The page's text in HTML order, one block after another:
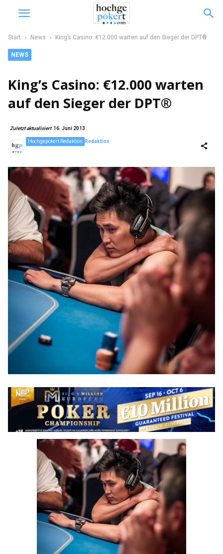
Start News King’s Casino: €12.000 warten auf den Sieger der DPT®
NEWS
King’s Casino: €12.000 warten
auf den Sieger der DPT®
Zuletzt aktualisiert 16. Juni 2013
Redaktion
Hochgepokert Redaktion